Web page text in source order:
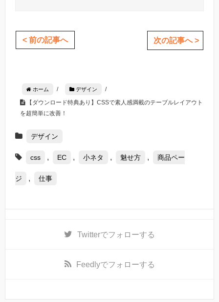
< 前の記事へ 次の記事へ >
ホーム / デザイン
/
【ダウンロード特典あり】CSSで素人感満載のテーブルレイアウト
を超簡単に改善！
デザイン
css , EC , 小ネタ , 魅せ方 , 商品ペー
ジ , 仕事
Twitterでフォローする
Feedlyでフォローする